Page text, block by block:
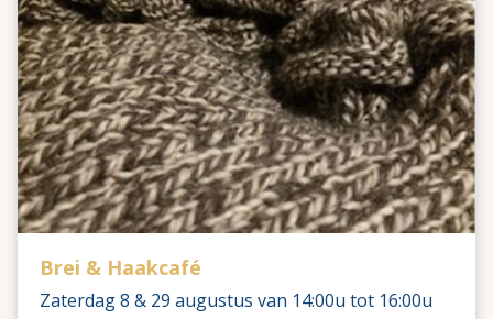
Brei & Haakcafé
Zaterdag 8 & 29 augustus van 14:00u tot 16:00u